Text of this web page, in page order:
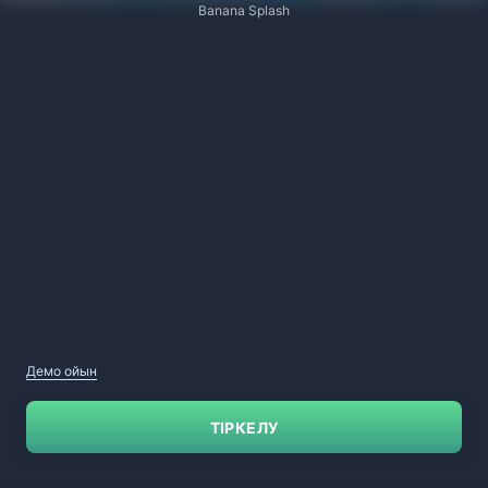
Banana Splash
Демо ойын
ТІРКЕЛУ